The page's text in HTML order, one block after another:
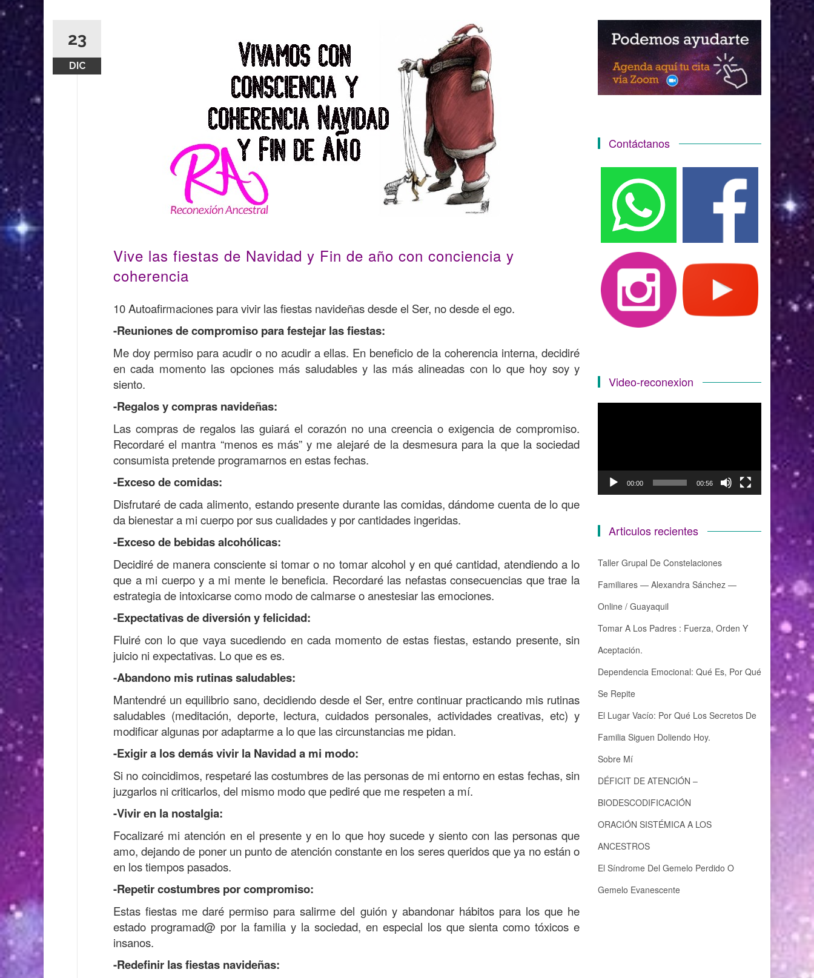
23
DIC
Vive las fiestas de Navidad y Fin de año con conciencia y
coherencia
10 Autoafirmaciones para vivir las fiestas navideñas desde el Ser, no desde el ego.
-Reuniones de compromiso para festejar las fiestas:
Me doy permiso para acudir o no acudir a ellas. En beneficio de la coherencia interna, decidiré
en cada momento las opciones más saludables y las más alineadas con lo que hoy soy y
siento.
-Regalos y compras navideñas:
Las compras de regalos las guiará el corazón no una creencia o exigencia de compromiso.
Recordaré el mantra “menos es más” y me alejaré de la desmesura para la que la sociedad
consumista pretende programarnos en estas fechas.
-Exceso de comidas:
Disfrutaré de cada alimento, estando presente durante las comidas, dándome cuenta de lo que
da bienestar a mi cuerpo por sus cualidades y por cantidades ingeridas.
-Exceso de bebidas alcohólicas:
Decidiré de manera consciente si tomar o no tomar alcohol y en qué cantidad, atendiendo a lo
que a mi cuerpo y a mi mente le beneficia. Recordaré las nefastas consecuencias que trae la
estrategia de intoxicarse como modo de calmarse o anestesiar las emociones.
-Expectativas de diversión y felicidad:
Fluiré con lo que vaya sucediendo en cada momento de estas fiestas, estando presente, sin
juicio ni expectativas. Lo que es es.
-Abandono mis rutinas saludables:
Mantendré un equilibrio sano, decidiendo desde el Ser, entre continuar practicando mis rutinas
saludables (meditación, deporte, lectura, cuidados personales, actividades creativas, etc) y
modificar algunas por adaptarme a lo que las circunstancias me pidan.
-Exigir a los demás vivir la Navidad a mi modo:
Si no coincidimos, respetaré las costumbres de las personas de mi entorno en estas fechas, sin
juzgarlos ni criticarlos, del mismo modo que pediré que me respeten a mí.
-Vivir en la nostalgia:
Focalizaré mi atención en el presente y en lo que hoy sucede y siento con las personas que
amo, dejando de poner un punto de atención constante en los seres queridos que ya no están o
en los tiempos pasados.
-Repetir costumbres por compromiso:
Estas fiestas me daré permiso para salirme del guión y abandonar hábitos para los que he
estado programad@ por la familia y la sociedad, en especial los que sienta como tóxicos e
insanos.
-Redefinir las fiestas navideñas:
Contáctanos
Video-reconexion
00:00 00:56
Articulos recientes
Taller Grupal De Constelaciones
Familiares — Alexandra Sánchez —
Online / Guayaquil
Tomar A Los Padres : Fuerza, Orden Y
Aceptación.
Dependencia Emocional: Qué Es, Por Qué
Se Repite
El Lugar Vacío: Por Qué Los Secretos De
Familia Siguen Doliendo Hoy.
Sobre Mí
DÉFICIT DE ATENCIÓN –
BIODESCODIFICACIÓN
ORACIÓN SISTÉMICA A LOS
ANCESTROS
El Síndrome Del Gemelo Perdido O
Gemelo Evanescente